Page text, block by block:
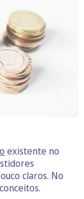
existente no
claros. No